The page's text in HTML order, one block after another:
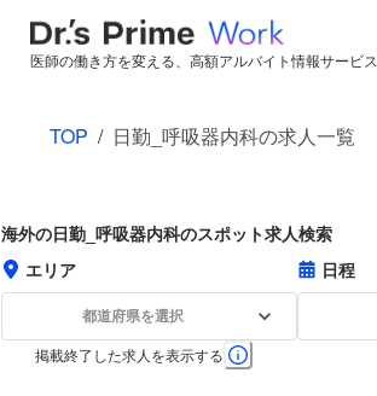
医師の働き方を変える、高額アルバイト情報サービス
TOP / 日勤_呼吸器内科の求人一覧
海外の日勤_呼吸器内科のスポット求人検索
エリア
都道府県を選択
日程
掲載終了した求人を表示する